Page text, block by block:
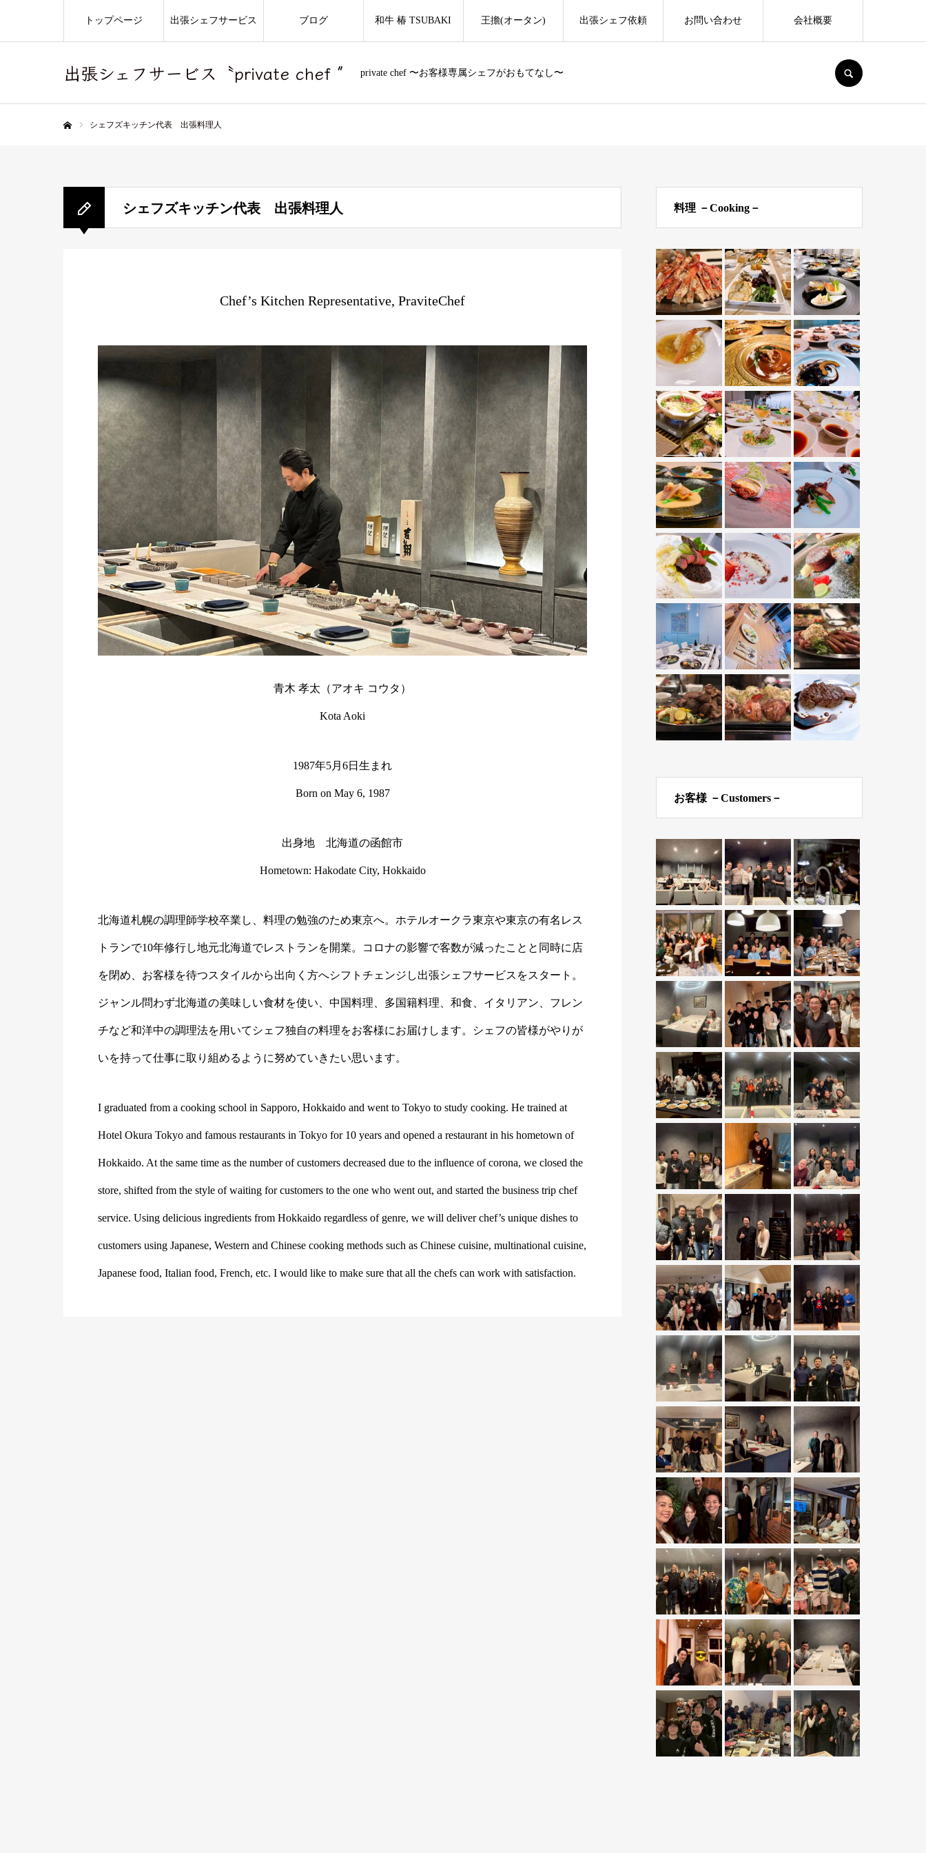
出張シェフサービス〝private chef ″ private chef 〜お客様専属シェフがおもてなし〜
トップページ 出張シェフサービス ブログ 和牛 椿 TSUBAKI 王擔(オータン) 出張シェフ依頼 お問い合わせ 会社概要
シェフズキッチン代表 出張料理人
シェフズキッチン代表 出張料理人
Chef’s Kitchen Representative, PraviteChef
青木 孝太（アオキ コウタ）
Kota Aoki
1987年5月6日生まれ
Born on May 6, 1987
出身地 北海道の函館市
Hometown: Hakodate City, Hokkaido
北海道札幌の調理師学校卒業し、料理の勉強のため東京へ。ホテルオークラ東京や東京の有名レス
トランで10年修行し地元北海道でレストランを開業。コロナの影響で客数が減ったことと同時に店
を閉め、お客様を待つスタイルから出向く方へシフトチェンジし出張シェフサービスをスタート。
ジャンル問わず北海道の美味しい食材を使い、中国料理、多国籍料理、和食、イタリアン、フレン
チなど和洋中の調理法を用いてシェフ独自の料理をお客様にお届けします。シェフの皆様がやりが
いを持って仕事に取り組めるように努めていきたい思います。
I graduated from a cooking school in Sapporo, Hokkaido and went to Tokyo to study cooking. He trained at
Hotel Okura Tokyo and famous restaurants in Tokyo for 10 years and opened a restaurant in his hometown of
Hokkaido. At the same time as the number of customers decreased due to the influence of corona, we closed the
store, shifted from the style of waiting for customers to the one who went out, and started the business trip chef
service. Using delicious ingredients from Hokkaido regardless of genre, we will deliver chef’s unique dishes to
customers using Japanese, Western and Chinese cooking methods such as Chinese cuisine, multinational cuisine,
Japanese food, Italian food, French, etc. I would like to make sure that all the chefs can work with satisfaction.
料理 －Cooking－
お客様 －Customers－